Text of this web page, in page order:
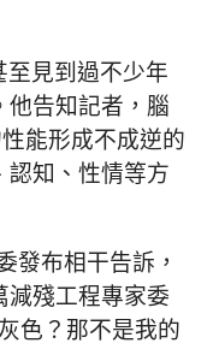
見到過不少年
他告知記者，腦
能形成不成逆的
認知、性情等方
發布相干告訴，
減殘工程專家委
色？那不是我的